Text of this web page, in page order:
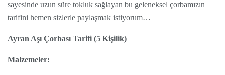
sayesinde uzun süre tokluk sağlayan bu geleneksel çorbamızın
tarifini hemen sizlerle paylaşmak istiyorum…
Ayran Aşı Çorbası Tarifi (5 Kişilik)
Malzemeler: